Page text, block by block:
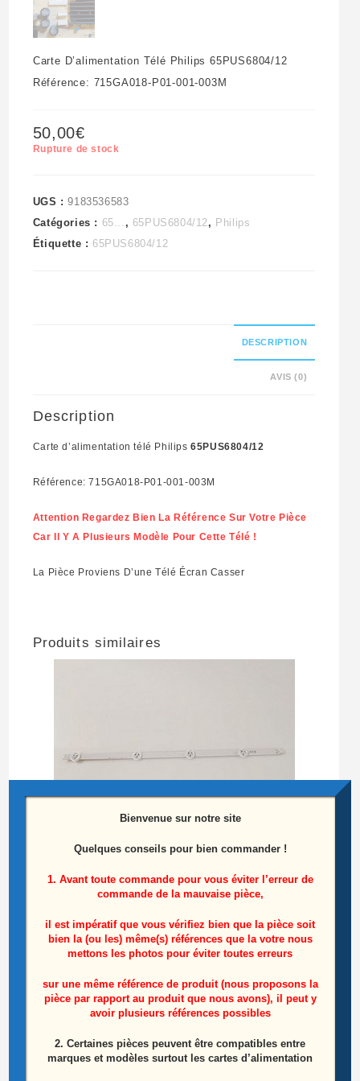
Carte D’alimentation Télé Philips 65PUS6804/12
Référence: 715GA018-P01-001-003M
50,00€
Rupture de stock
UGS :9183536583
Catégories : 65... , 65PUS6804/12, Philips
Étiquette : 65PUS6804/12
DESCRIPTION
AVIS (0)
Description
Carte d’alimentation télé Philips65PUS6804/12
Référence: 715GA018-P01-001-003M
Attention Regardez Bien La Référence Sur Votre Pièce
Car Il Y A Plusieurs Modèle Pour Cette Télé !
La Pièce Proviens D’une Télé Écran Casser
Produits similaires
Barre Leds Télé Philips 47pfh5209/88
Référence: 1566A
8,50€
Ajouter au panier
ÉPUISÉ
Bienvenue sur notre site
Quelques conseils pour bien commander !
1. Avant toute commande pour vous éviter l’erreur de
commande de la mauvaise pièce,
il est impératif que vous vérifiez bien que la pièce soit
bien la (ou les) même(s) références que la votre nous
mettons les photos pour éviter toutes erreurs
sur une même référence de produit (nous proposons la
pièce par rapport au produit que nous avons), il peut y
avoir plusieurs références possibles
2. Certaines pièces peuvent être compatibles entre
marques et modèles surtout les cartes d’alimentation